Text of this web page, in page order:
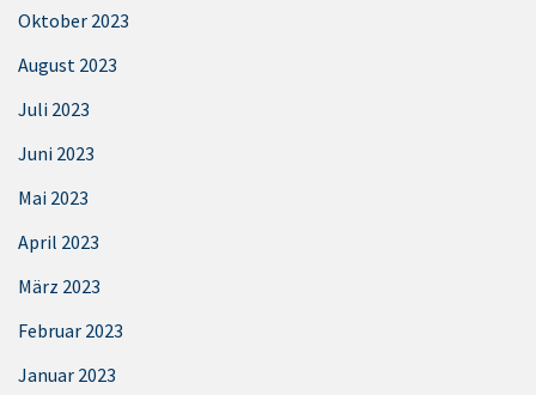
Oktober 2023
August 2023
Juli 2023
Juni 2023
Mai 2023
April 2023
März 2023
Februar 2023
Januar 2023